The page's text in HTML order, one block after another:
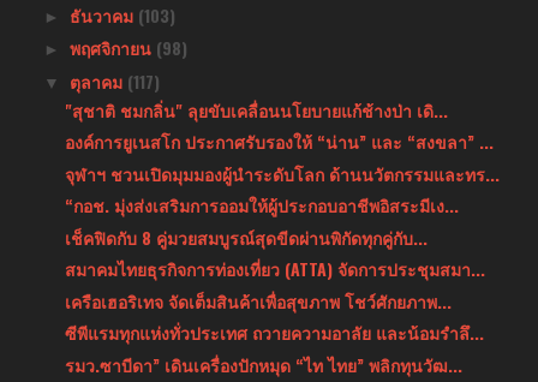
► ธันวาคม (103)
► พฤศจิกายน (98)
▼ ตุลาคม (117)
"สุชาติ ชมกลิ่น" ลุยขับเคลื่อนนโยบายแก้ช้างป่า เดิ...
องค์การยูเนสโก ประกาศรับรองให้ “น่าน” และ “สงขลา” ...
จุฬาฯ ชวนเปิดมุมมองผู้นำระดับโลก ด้านนวัตกรรมและทร...
“กอช. มุ่งส่งเสริมการออมให้ผู้ประกอบอาชีพอิสระมีเง...
เช็คฟิดกับ 8 คู่มวยสมบูรณ์สุดขีดผ่านพิกัดทุกคู่กับ...
สมาคมไทยธุรกิจการท่องเที่ยว (ATTA) จัดการประชุมสมา...
เครือเฮอริเทจ จัดเต็มสินค้าเพื่อสุขภาพ โชว์ศักยภาพ...
ซีพีแรมทุกแห่งทั่วประเทศ ถวายความอาลัย และน้อมรำลึ...
รมว.ซาบีดา” เดินเครื่องปักหมุด “ไท ไทย” พลิกทุนวัฒ...